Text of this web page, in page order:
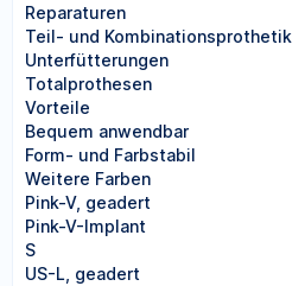
Reparaturen
Teil- und Kombinationsprothetik
Unterfütterungen
Totalprothesen
Vorteile
Bequem anwendbar
Form- und Farbstabil
Weitere Farben
Pink-V, geadert
Pink-V-Implant
S
US-L, geadert